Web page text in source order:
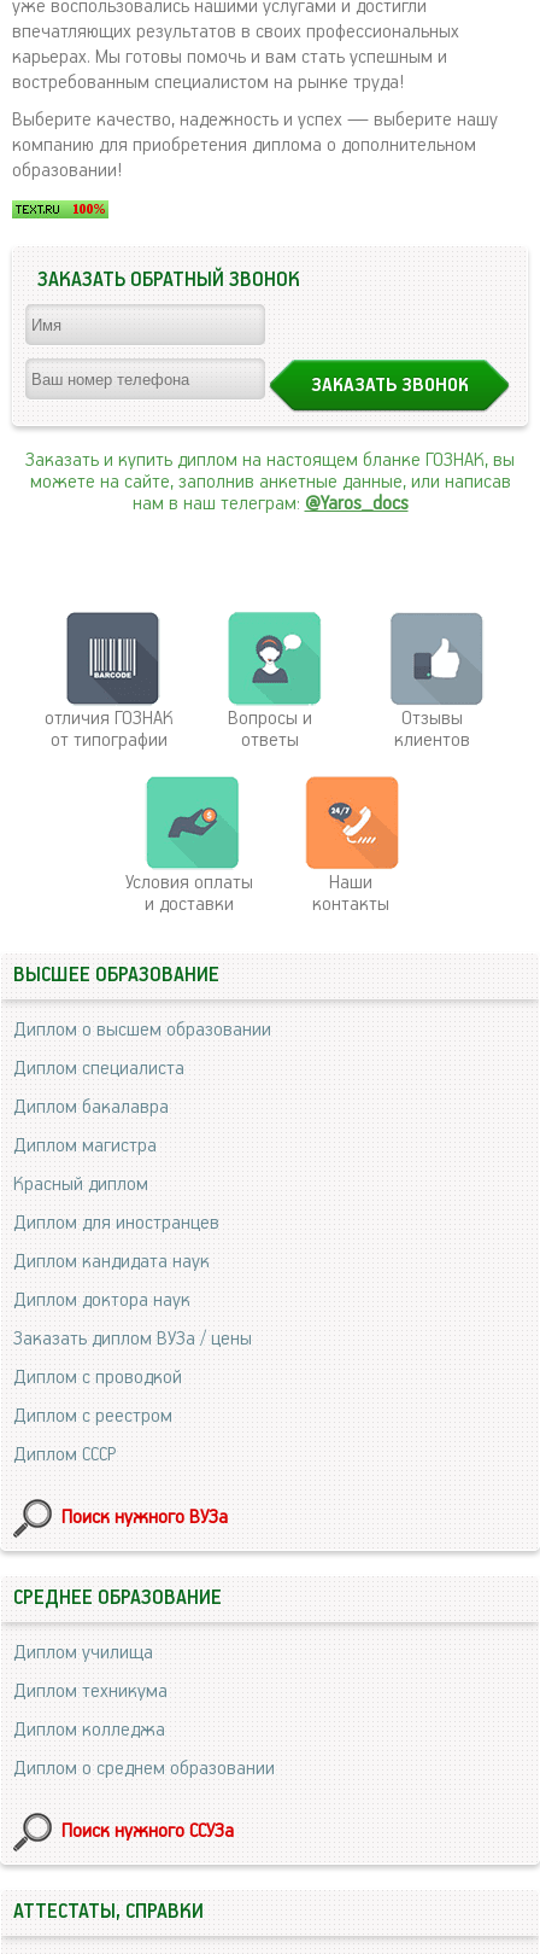
уже воспользовались нашими услугами и достигли
впечатляющих результатов в своих профессиональных
карьерах. Мы готовы помочь и вам стать успешным и
востребованным специалистом на рынке труда!
Выберите качество, надежность и успех — выберите нашу
компанию для приобретения диплома о дополнительном
образовании!
ЗАКАЗАТЬ ОБРАТНЫЙ ЗВОНОК
Заказать и купить диплом на настоящем бланке ГОЗНАК, вы
можете на сайте, заполнив анкетные данные, или написав
нам в наш телеграм: @Yaros_docs
отличия ГОЗНАК
от типографии
Вопросы и
ответы
Отзывы
клиентов
Условия оплаты
и доставки
Наши
контакты
ВЫСШЕЕ ОБРАЗОВАНИЕ
Диплом о высшем образовании
Диплом специалиста
Диплом бакалавра
Диплом магистра
Красный диплом
Диплом для иностранцев
Диплом кандидата наук
Диплом доктора наук
Заказать диплом ВУЗа / цены
Диплом с проводкой
Диплом с реестром
Диплом СССР
Поиск нужного ВУЗа
СРЕДНЕЕ ОБРАЗОВАНИЕ
Диплом училища
Диплом техникума
Диплом колледжа
Диплом о среднем образовании
Поиск нужного ССУЗа
АТТЕСТАТЫ, СПРАВКИ